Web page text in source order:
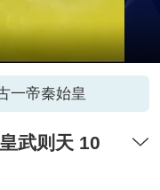
一帝秦始皇
武则天 10